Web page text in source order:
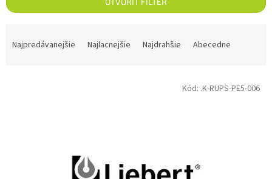
Najpredávanejšie Najlacnejšie Najdrahšie Abecedne
Kód: .K-RUPS-PE5-006